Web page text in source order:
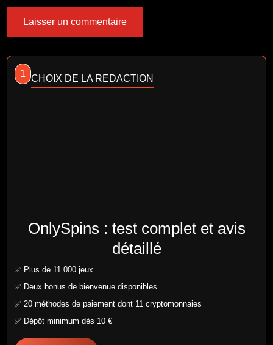
1 CHOIX DE LA REDACTION
OnlySpins : test complet et avis
détaillé
✅ Plus de 11 000 jeux
✅ Deux bonus de bienvenue disponibles
✅ 20 méthodes de paiement dont 11 cryptomonnaies
✅ Dépôt minimum dès 10 €